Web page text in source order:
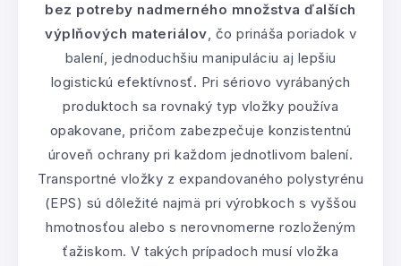
bez potreby nadmerného množstva ďalších
výplňových materiálov, čo prináša poriadok v
balení, jednoduchšiu manipuláciu aj lepšiu
logistickú efektívnosť. Pri sériovo vyrábaných
produktoch sa rovnaký typ vložky používa
opakovane, pričom zabezpečuje konzistentnú
úroveň ochrany pri každom jednotlivom balení.
Transportné vložky z expandovaného polystyrénu
(EPS) sú dôležité najmä pri výrobkoch s vyššou
hmotnosťou alebo s nerovnomerne rozloženým
ťažiskom. V takých prípadoch musí vložka